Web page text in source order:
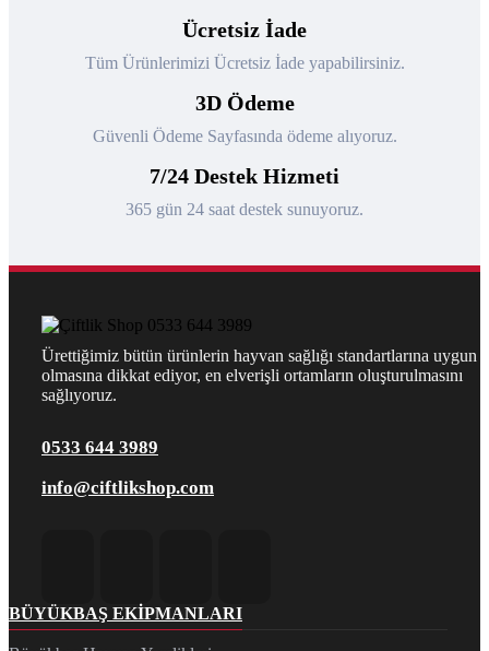
Ücretsiz İade
Tüm Ürünlerimizi Ücretsiz İade yapabilirsiniz.
3D Ödeme
Güvenli Ödeme Sayfasında ödeme alıyoruz.
7/24 Destek Hizmeti
365 gün 24 saat destek sunuyoruz.
Ürettiğimiz bütün ürünlerin hayvan sağlığı standartlarına uygun
olmasına dikkat ediyor, en elverişli ortamların oluşturulmasını
sağlıyoruz.
0533 644 3989
info@ciftlikshop.com
BÜYÜKBAŞ EKIPMANLARI